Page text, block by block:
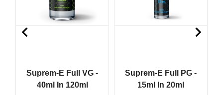
Suprem-E Full VG -
40ml In 120ml
Suprem-E Full PG -
15ml In 20ml
 